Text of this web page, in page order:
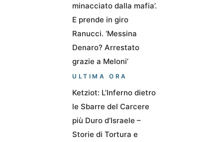
minacciato dalla mafia’.
E prende in giro
Ranucci. ‘Messina
Denaro? Arrestato
grazie a Meloni’
ULTIMA ORA
Ketziot: L’Inferno dietro
le Sbarre del Carcere
più Duro d’Israele –
Storie di Tortura e